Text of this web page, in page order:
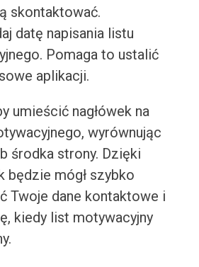
skontaktować.
datę napisania listu
Pomaga to ustalić
aplikacji.
umieścić nagłówek na
wyrównując
środka strony. Dzięki
będzie mógł szybko
Twoje dane kontaktowe i
kiedy list motywacyjny